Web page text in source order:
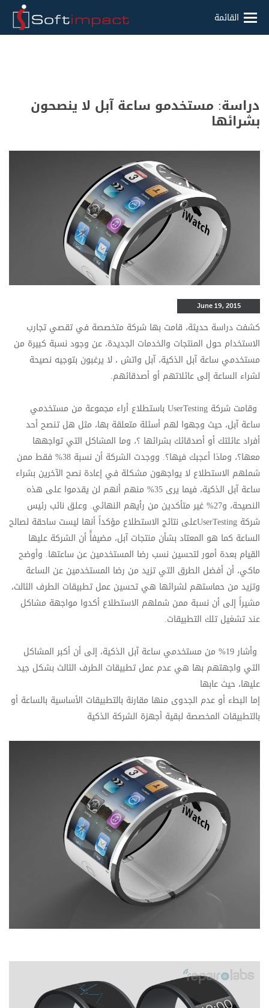
القائمة
دراسة: مستخدمو ساعة آبل لا ينصحون
بشرائها
June 19, 2015
كشفت دراسة حديثة، قامت بها شركة متخصصة في تقصي تجارب
الاستخدام حول المنتجات والخدمات الجديدة، عن وجود نسبة كبيرة من
مستخدمي ساعة آبل الذكية، آبل واتش ، لا يرغبون بتوجيه نصيحة
لشراء الساعة إلى عائلاتهم أو أصدقائهم.
وقامت شركة UserTesting باستطلاع أراء مجموعة من مستخدمي
ساعة آبل، حيث وجهوا لهم أسئلة متعلقة بها، مثل هل تنصح أحد
أفراد عائلتك أو أصدقائك بشرائها ؟، وما المشاكل التي تواجهها
معها؟، وماذا أعجبك فيها؟. ووجدت الشركة أن نسبة 38% فقط ممن
شملهم الاستطلاع لا يواجهون مشكلة في إعادة نصح الآخرين بشراء
ساعة آبل الذكية، فيما يرى 35% منهم أنهم لن يقدموا على هذه
النصيحة، و27% غير متأكدين من رأيهم النهائي. وعلق نائب رئيس
شركة UserTestingعلى نتائج الاستطلاع مؤكداً أنها ليست ساحقة لصالح
الساعة كما هو المعتاد بشأن منتجات آبل، مضيفاًً أن الشركة عليها
القيام بعدة أمور لتحسين نسب رضا المستخدمين عن ساعتها. وأوضح
ماكي، أن أفضل الطرق التي تزيد من رضا المستخدمين عن الساعة
وتزيد من حماستهم لشرائها هي تحسين عمل تطبيقات الطرف الثالث،
مشيراً إلى أن نسبة ممن شملهم الاستطلاع أكدوا مواجهة مشاكل
عند تشغيل تلك التطبيقات.
وأشار 19% من مستخدمي ساعة آبل الذكية، إلى أن أكبر المشاكل
التي واجهتهم بها هي عدم عمل تطبيقات الطرف الثالث بشكل جيد
عليها، حيث عابها
إما البطء أو عدم الجدوى منها مقارنة بالتطبيقات الأساسية بالساعة أو
بالتطبيقات المخصصة لبقية أجهزة الشركة الذكية